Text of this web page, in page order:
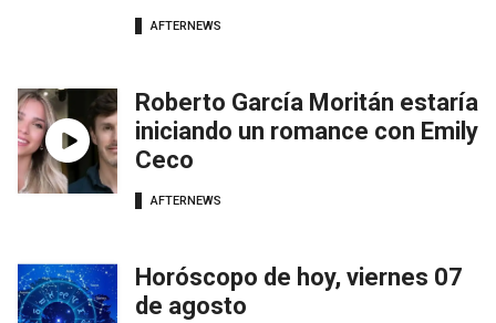
AFTERNEWS
Roberto García Moritán estaría
iniciando un romance con Emily
Ceco
AFTERNEWS
Horóscopo de hoy, viernes 07
de agosto